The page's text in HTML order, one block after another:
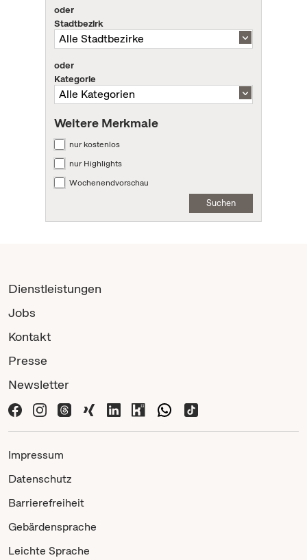
oder
Stadtbezirk
oder
Kategorie
Weitere Merkmale
nur kostenlos
nur Highlights
Wochenendvorschau
Suchen
Dienstleistungen
Jobs
Kontakt
Presse
Newsletter
Impressum
Datenschutz
Barrierefreiheit
Gebärdensprache
Leichte Sprache